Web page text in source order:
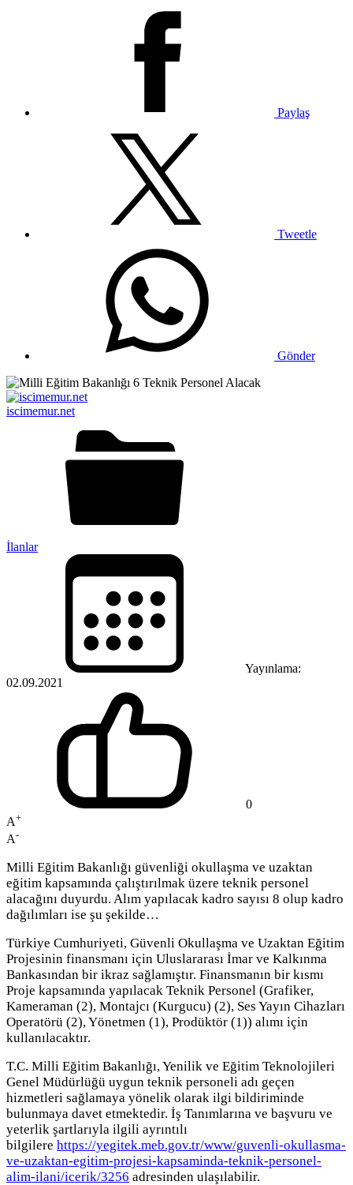
Paylaş
Tweetle
Gönder
iscimemur.net
İlanlar
Yayınlama:
02.09.2021
0
A+
A-
Milli Eğitim Bakanlığı güvenliği okullaşma ve uzaktan
eğitim kapsamında çalıştırılmak üzere teknik personel
alacağını duyurdu. Alım yapılacak kadro sayısı 8 olup kadro
dağılımları ise şu şekilde…
Türkiye Cumhuriyeti, Güvenli Okullaşma ve Uzaktan Eğitim
Projesinin finansmanı için Uluslararası İmar ve Kalkınma
Bankasından bir ikraz sağlamıştır. Finansmanın bir kısmı
Proje kapsamında yapılacak Teknik Personel (Grafiker,
Kameraman (2), Montajcı (Kurgucu) (2), Ses Yayın Cihazları
Operatörü (2), Yönetmen (1), Prodüktör (1)) alımı için
kullanılacaktır.
T.C. Milli Eğitim Bakanlığı, Yenilik ve Eğitim Teknolojileri
Genel Müdürlüğü uygun teknik personeli adı geçen
hizmetleri sağlamaya yönelik olarak ilgi bildiriminde
bulunmaya davet etmektedir. İş Tanımlarına ve başvuru ve
yeterlik şartlarıyla ilgili ayrıntılı
bilgilere https://yegitek.meb.gov.tr/www/guvenli-okullasma-
ve-uzaktan-egitim-projesi-kapsaminda-teknik-personel-
alim-ilani/icerik/3256 adresinden ulaşılabilir.